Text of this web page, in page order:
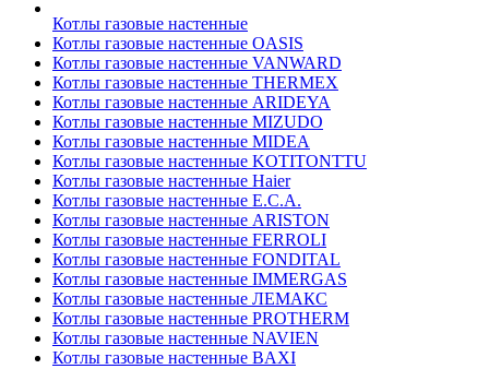
Котлы газовые настенные
Котлы газовые настенные OASIS
Котлы газовые настенные VANWARD
Котлы газовые настенные THERMEX
Котлы газовые настенные ARIDEYA
Котлы газовые настенные MIZUDO
Котлы газовые настенные MIDEA
Котлы газовые настенные KOTITONTTU
Котлы газовые настенные Haier
Котлы газовые настенные E.C.A.
Котлы газовые настенные ARISTON
Котлы газовые настенные FERROLI
Котлы газовые настенные FONDITAL
Котлы газовые настенные IMMERGAS
Котлы газовые настенные ЛЕМАКС
Котлы газовые настенные PROTHERM
Котлы газовые настенные NAVIEN
Котлы газовые настенные BAXI